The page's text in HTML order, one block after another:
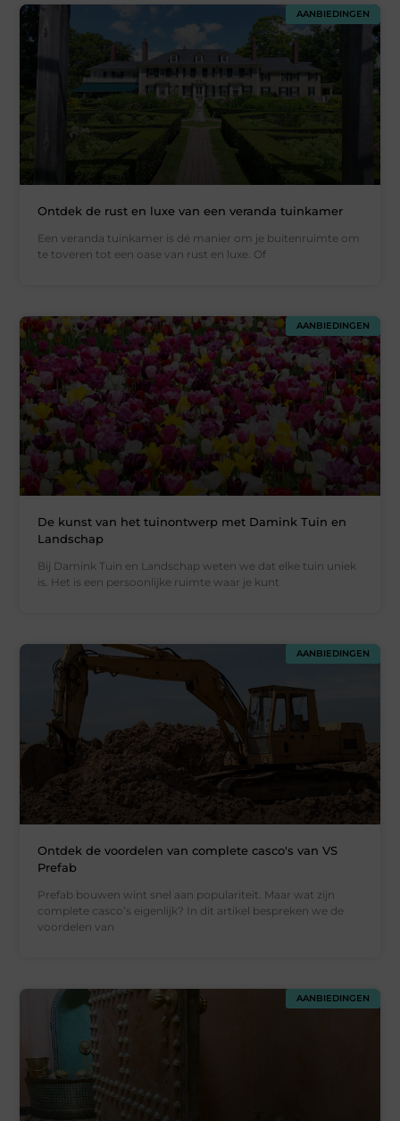
AANBIEDINGEN
Ontdek de rust en luxe van een veranda tuinkamer
Een veranda tuinkamer is dé manier om je buitenruimte om
te toveren tot een oase van rust en luxe. Of
AANBIEDINGEN
De kunst van het tuinontwerp met Damink Tuin en
Landschap
Bij Damink Tuin en Landschap weten we dat elke tuin uniek
is. Het is een persoonlijke ruimte waar je kunt
AANBIEDINGEN
Ontdek de voordelen van complete casco's van VS
Prefab
Prefab bouwen wint snel aan populariteit. Maar wat zijn
complete casco’s eigenlijk? In dit artikel bespreken we de
voordelen van
AANBIEDINGEN